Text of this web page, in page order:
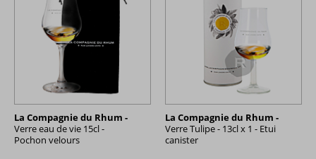
La Compagnie du Rhum -
Verre eau de vie 15cl -
Pochon velours
La Compagnie du Rhum -
Verre Tulipe - 13cl x 1 - Etui
canister